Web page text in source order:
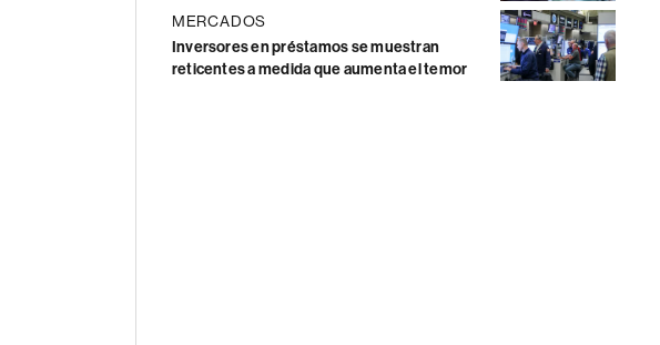
MERCADOS
Inversores en préstamos se muestran
reticentes a medida que aumenta el temor